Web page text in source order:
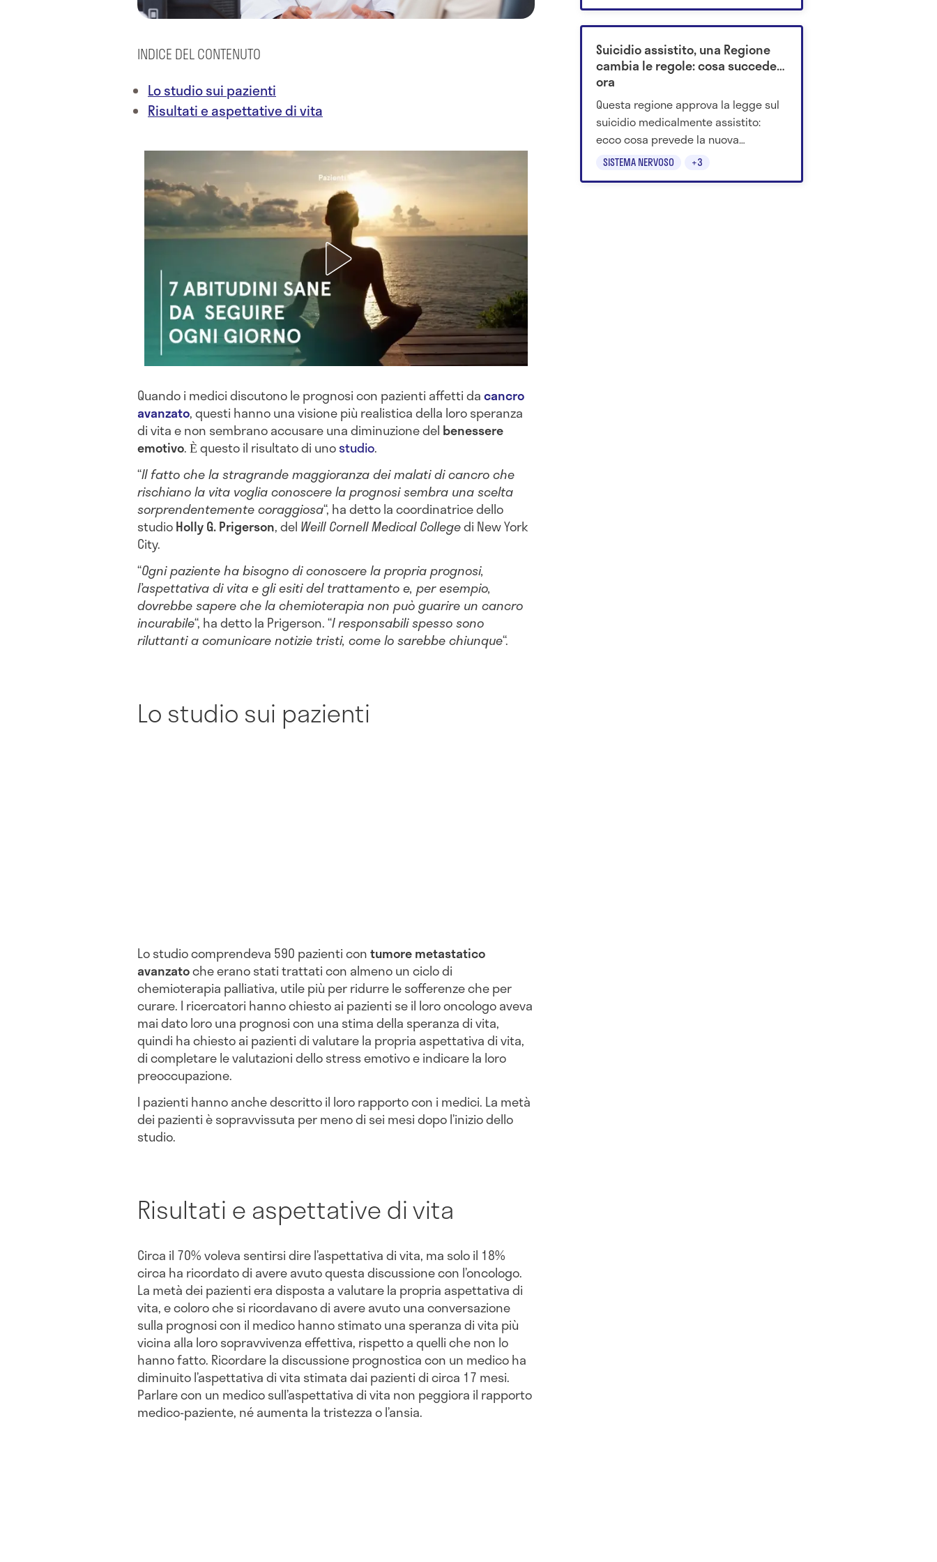
INDICE DEL CONTENUTO
Lo studio sui pazienti
Risultati e aspettative di vita
Quando i medici discutono le prognosi con pazienti affetti dacancro
avanzato, questi hanno una visione più realistica della loro speranza
di vita e non sembrano accusare una diminuzione del benessere
emotivo. Ѐ questo il risultato di unostudio.
“Il fatto che la stragrande maggioranza dei malati di cancro che
rischiano la vita voglia conoscere la prognosi sembra una scelta
sorprendentemente coraggiosa“, ha detto la coordinatrice dello
studioHolly G. Prigerson, del Weill Cornell Medical Collegedi New York
City.
“Ogni paziente ha bisogno di conoscere la propria prognosi,
l’aspettativa di vita e gli esiti del trattamento e, per esempio,
dovrebbe sapere che la chemioterapia non può guarire un cancro
incurabile“, ha detto la Prigerson. “I responsabili spesso sono
riluttanti a comunicare notizie tristi, come lo sarebbe chiunque“.
Lo studio sui pazienti
Lo studio comprendeva 590 pazienti contumoremetastatico
avanzatoche erano stati trattati con almeno un ciclo di
chemioterapia palliativa, utile più per ridurre le sofferenze che per
curare. I ricercatori hanno chiesto ai pazienti se il loro oncologo aveva
mai dato loro una prognosi con una stima della speranza di vita,
quindi ha chiesto ai pazienti di valutare la propria aspettativa di vita,
di completare le valutazioni dello stress emotivo e indicare la loro
preoccupazione.
I pazienti hanno anche descritto il loro rapporto con i medici. La metà
dei pazienti è sopravvissuta per meno di sei mesi dopo l’inizio dello
studio.
Risultati e aspettative di vita
Circa il 70% voleva sentirsi dire l’aspettativa di vita, ma solo il 18%
circa ha ricordato di avere avuto questa discussione con l’oncologo.
La metà dei pazienti era disposta a valutare la propria aspettativa di
vita, e coloro che si ricordavano di avere avuto una conversazione
sulla prognosi con il medico hanno stimato una speranza di vita più
vicina alla loro sopravvivenza effettiva, rispetto a quelli che non lo
hanno fatto. Ricordare la discussione prognostica con un medico ha
diminuito l’aspettativa di vita stimata dai pazienti di circa 17 mesi.
Parlare con un medico sull’aspettativa di vita non peggiora il rapporto
medico-paziente, né aumenta la tristezza o l’ansia.
SISTEMA NERVOSO +3
Suicidio assistito, una Regione
cambia le regole: cosa succede
ora
Questa regione approva la legge sul
suicidio medicalmente assistito:
ecco cosa prevede la nuova
disciplina regionale sul fine vita.